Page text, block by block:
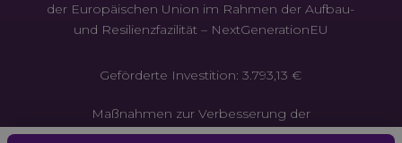
der Europäischen Union im Rahmen der Aufbau-
und Resilienzfazilität – NextGenerationEU
Geförderte Investition: 3.793,13 €
Maßnahmen zur Verbesserung der
Energieeffizienz und der Kreislaufwirtschaft in